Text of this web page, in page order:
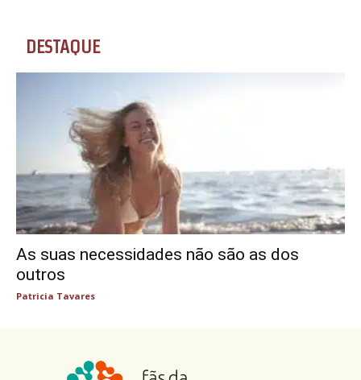
DESTAQUE
As suas necessidades não são as dos
outros
Patricia Tavares